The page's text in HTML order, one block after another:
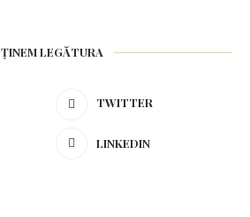
ȚINEM LEGĂTURA
TWITTER
LINKEDIN